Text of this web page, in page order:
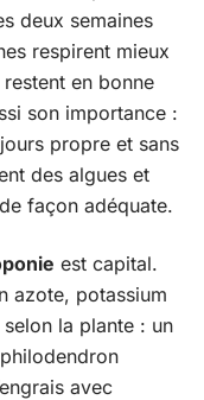
deux semaines
respirent mieux
en bonne
son importance :
propre et sans
des algues et
façon adéquate.
est capital.
azote, potassium
la plante : un
avec